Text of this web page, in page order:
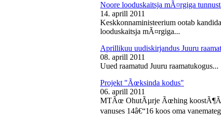
Noore looduskaitsja mÃ¤rgiga
14. aprill 2011
Keskkonnaministeerium ootab
looduskaitsja mÃ¤rgiga...
Aprillikuu uudiskirjandus Juuru
08. aprill 2011
Uued raamatud Juuru raamatukogus...
Projekt "Ãœksinda kodus"
06. aprill 2011
MTÃœ OhutÃµrje Ãœhing
vanuses 14â€“16 koos oma